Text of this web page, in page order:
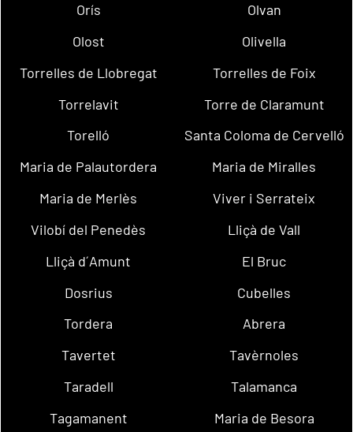
Orís
Olvan
Olost
Olivella
Torrelles de Llobregat
Torrelles de Foix
Torrelavit
Torre de Claramunt
Torelló
Santa Coloma de Cervelló
Maria de Palautordera
Maria de Miralles
Maria de Merlès
Viver i Serrateix
Vilobí del Penedès
Lliçà de Vall
Lliçà d´Amunt
El Bruc
Dosrius
Cubelles
Tordera
Abrera
Tavertet
Tavèrnoles
Taradell
Talamanca
Tagamanent
Maria de Besora